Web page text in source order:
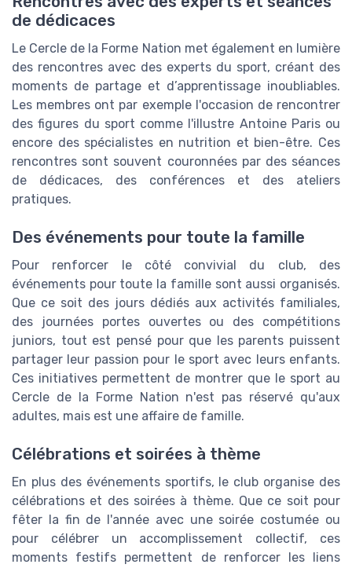
de dédicaces
Le Cercle de la Forme Nation met également en lumière
des rencontres avec des experts du sport, créant des
moments de partage et d’apprentissage inoubliables.
Les membres ont par exemple l'occasion de rencontrer
des figures du sport comme l'illustre Antoine Paris ou
encore des spécialistes en nutrition et bien-être. Ces
rencontres sont souvent couronnées par des séances
de dédicaces, des conférences et des ateliers
pratiques.
Des événements pour toute la famille
Pour renforcer le côté convivial du club, des
événements pour toute la famille sont aussi organisés.
Que ce soit des jours dédiés aux activités familiales,
des journées portes ouvertes ou des compétitions
juniors, tout est pensé pour que les parents puissent
partager leur passion pour le sport avec leurs enfants.
Ces initiatives permettent de montrer que le sport au
Cercle de la Forme Nation n'est pas réservé qu'aux
adultes, mais est une affaire de famille.
Célébrations et soirées à thème
En plus des événements sportifs, le club organise des
célébrations et des soirées à thème. Que ce soit pour
fêter la fin de l'année avec une soirée costumée ou
pour célébrer un accomplissement collectif, ces
moments festifs permettent de renforcer les liens